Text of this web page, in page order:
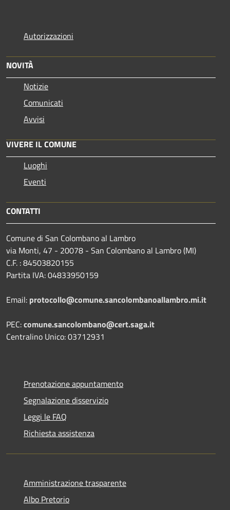
Autorizzazioni
NOVITÀ
Notizie
Comunicati
Avvisi
VIVERE IL COMUNE
Luoghi
Eventi
CONTATTI
Comune di San Colombano al Lambro
via Monti, 47 - 20078 - San Colombano al Lambro (MI)
C.F. : 84503820155
Partita IVA: 04833950159
Email: protocollo@comune.sancolombanoallambro.mi.it
PEC:comune.sancolombano@cert.saga.it
Centralino Unico: 03712931
Prenotazione appuntamento
Segnalazione disservizio
Leggi le FAQ
Richiesta assistenza
Amministrazione trasparente
Albo Pretorio